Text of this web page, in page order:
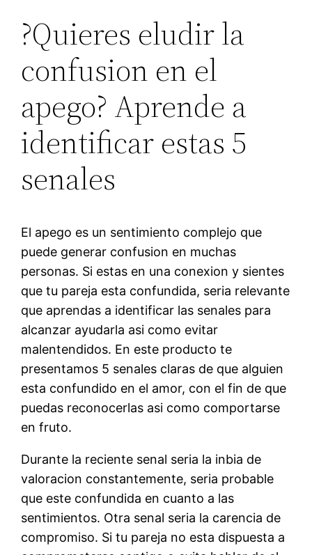
?Quieres eludir la
confusion en el
apego? Aprende a
identificar estas 5
senales
El apego es un sentimiento complejo que
puede generar confusion en muchas
personas. Si estas en una conexion y sientes
que tu pareja esta confundida, seri­a relevante
que aprendas a identificar las senales para
alcanzar ayudarla asi­ como evitar
malentendidos. En este producto te
presentamos 5 senales claras de que alguien
esta confundido en el amor, con el fin de que
puedas reconocerlas asi­ como comportarse
en fruto.
Durante la reciente senal seri­a la inbia de
valoracion constantemente, seri­a probable
que este confundida en cuanto a las
sentimientos. Otra senal seri­a la carencia de
compromiso. Si tu pareja no esta dispuesta a